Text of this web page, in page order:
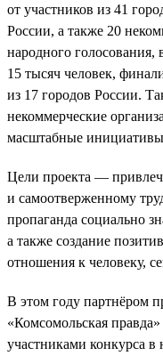
от участников из 41
России, а также 20
народного голосования,
15 тысяч человек,
из 17 городов России.
некоммерческие
масштабные
Цели проекта —
и самоотверженному
пропаганда социально
а также создание
отношения к человеку,
В этом году партнёром
«Комсомольская
участниками конкурса